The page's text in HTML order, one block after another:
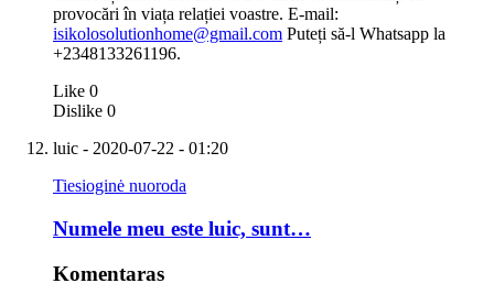
provocări în viața relației voastre. E-mail:
isikolosolutionhome@gmail.com Puteți să-l Whatsapp la
+2348133261196.
Like 0
Dislike 0
luic - 2020-07-22 - 01:20
Tiesioginė nuoroda
Numele meu este luic, sunt…
Komentaras